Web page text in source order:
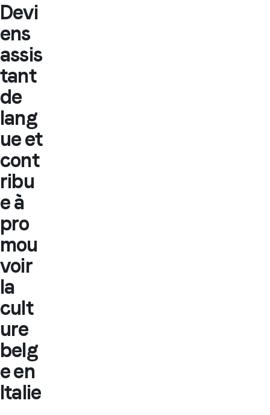
Devi
ens
assis
tant
de
lang
ue et
cont
ribu
e à
pro
mou
voir
la
cult
ure
belg
e en
Italie